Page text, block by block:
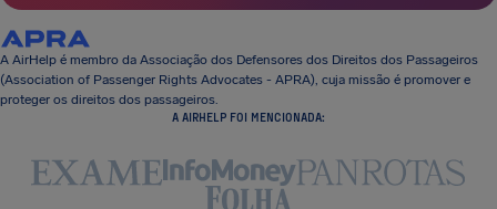
A AirHelp é membro da Associação dos Defensores dos Direitos dos Passageiros
(Association of Passenger Rights Advocates - APRA), cuja missão é promover e
proteger os direitos dos passageiros.
A AIRHELP FOI MENCIONADA: